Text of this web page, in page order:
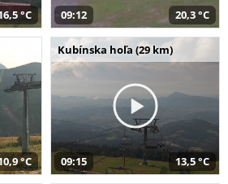
°C 09:12 20,3 °C
°C
Kubínska hoľa (29 km)
09:15 13,5 °C